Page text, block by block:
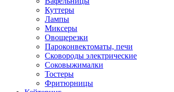
Куттеры
Лампы
Миксеры
Овощерезки
Пароконвектоматы, печи
Сковороды электрические
Соковыжималки
Тостеры
Фритюрницы